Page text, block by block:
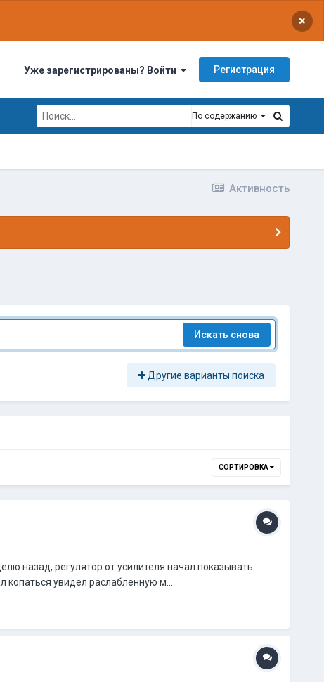
×
Уже зарегистрированы? Войти Регистрация
По содержанию
Активность
Искать снова
Другие варианты поиска
СОРТИРОВКА
назад, регулятор от усилителя начал показывать
увидел раслабленную м...